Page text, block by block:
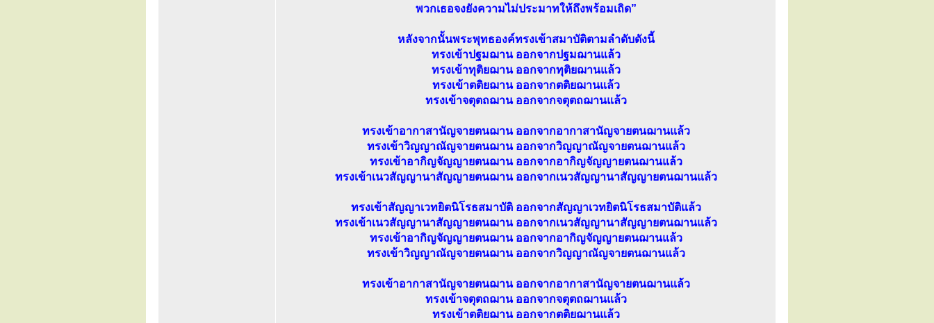
พวกเธอจงยังความไม่ประมาทให้ถึงพร้อมเถิด”
หลังจากนั้นพระพุทธองค์ทรงเข้าสมาบัติตามลำดับดังนี้
ทรงเข้าปฐมฌาน ออกจากปฐมฌานแล้ว
ทรงเข้าทุติยฌาน ออกจากทุติยฌานแล้ว
ทรงเข้าตติยฌาน ออกจากตติยฌานแล้ว
ทรงเข้าจตุตถฌาน ออกจากจตุตถฌานแล้ว
ทรงเข้าอากาสานัญจายตนฌาน ออกจากอากาสานัญจายตนฌานแล้ว
ทรงเข้าวิญญาณัญจายตนฌาน ออกจากวิญญาณัญจายตนฌานแล้ว
ทรงเข้าอากิญจัญญายตนฌาน ออกจากอากิญจัญญายตนฌานแล้ว
ทรงเข้าเนวสัญญานาสัญญายตนฌาน ออกจากเนวสัญญานาสัญญายตนฌานแล้ว
ทรงเข้าสัญญาเวทยิตนิโรธสมาบัติ ออกจากสัญญาเวทยิตนิโรธสมาบัติแล้ว
ทรงเข้าเนวสัญญานาสัญญายตนฌาน ออกจากเนวสัญญานาสัญญายตนฌานแล้ว
ทรงเข้าอากิญจัญญายตนฌาน ออกจากอากิญจัญญายตนฌานแล้ว
ทรงเข้าวิญญาณัญจายตนฌาน ออกจากวิญญาณัญจายตนฌานแล้ว
ทรงเข้าอากาสานัญจายตนฌาน ออกจากอากาสานัญจายตนฌานแล้ว
ทรงเข้าจตุตถฌาน ออกจากจตุตถฌานแล้ว
ทรงเข้าตติยฌาน ออกจากตติยฌานแล้ว